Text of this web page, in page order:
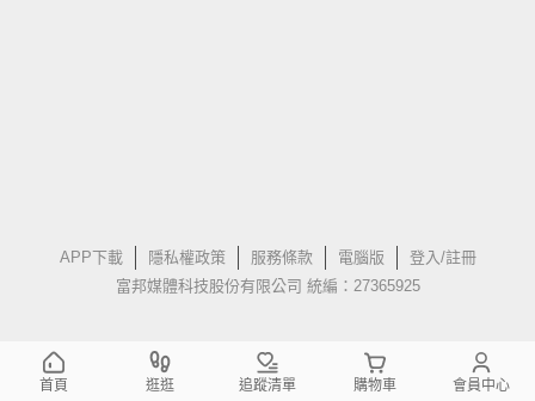
APP下載 隱私權政策 服務條款 電腦版
登入/註冊
富邦媒體科技股份有限公司 統編：27365925
首頁 逛逛 追蹤清單 購物車 會員中心